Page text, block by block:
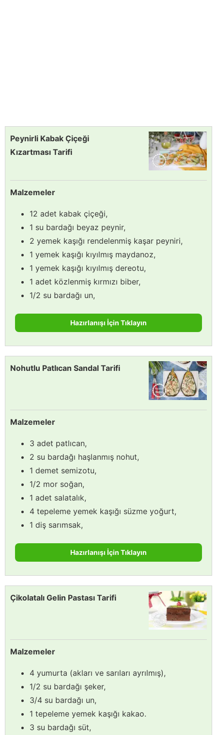
Peynirli Kabak Çiçeği
Kızartması Tarifi
Malzemeler
12 adet kabak çiçeği,
1 su bardağı beyaz peynir,
2 yemek kaşığı rendelenmiş kaşar peyniri,
1 yemek kaşığı kıyılmış maydanoz,
1 yemek kaşığı kıyılmış dereotu,
1 adet közlenmiş kırmızı biber,
1/2 su bardağı un,
Hazırlanışı İçin Tıklayın
Nohutlu Patlıcan Sandal Tarifi
Malzemeler
3 adet patlıcan,
2 su bardağı haşlanmış nohut,
1 demet semizotu,
1/2 mor soğan,
1 adet salatalık,
4 tepeleme yemek kaşığı süzme yoğurt,
1 diş sarımsak,
Hazırlanışı İçin Tıklayın
Çikolatalı Gelin Pastası Tarifi
Malzemeler
4 yumurta (akları ve sarıları ayrılmış),
1/2 su bardağı şeker,
3/4 su bardağı un,
1 tepeleme yemek kaşığı kakao.
3 su bardağı süt,